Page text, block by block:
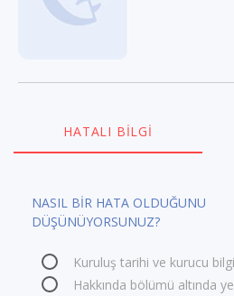
HATALI BILGI
NASIL BİR HATA OLDUĞUNU
DÜŞÜNÜYORSUNUZ?
Kuruluş tarihi ve kurucu
Hakkında bölümü altında